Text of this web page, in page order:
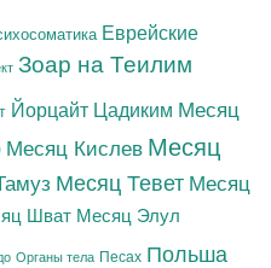
Еврейские
Зоар на Теилим
Йорцайт Цадиким Месяц
Месяц Кислев Месяц
Месяц Тевет Месяц
Шват Месяц Элул
Органы тела Песах Польша